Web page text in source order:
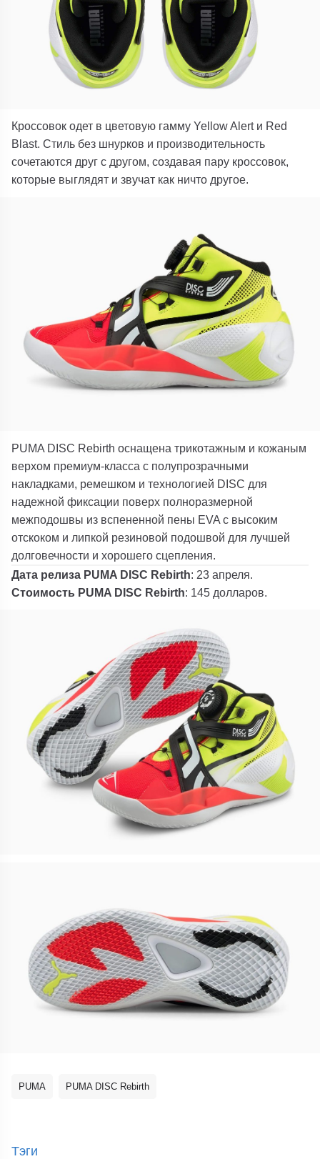
Кроссовок одет в цветовую гамму Yellow Alert и Red
Blast. Стиль без шнурков и производительность
сочетаются друг с другом, создавая пару кроссовок,
которые выглядят и звучат как ничто другое.
PUMA DISC Rebirth оснащена трикотажным и кожаным
верхом премиум-класса с полупрозрачными
накладками, ремешком и технологией DISC для
надежной фиксации поверх полноразмерной
межподошвы из вспененной пены EVA с высоким
отскоком и липкой резиновой подошвой для лучшей
долговечности и хорошего сцепления.
Дата релиза PUMA DISC Rebirth: 23 апреля.
Стоимость PUMA DISC Rebirth: 145 долларов.
PUMA PUMA DISC Rebirth
Тэги